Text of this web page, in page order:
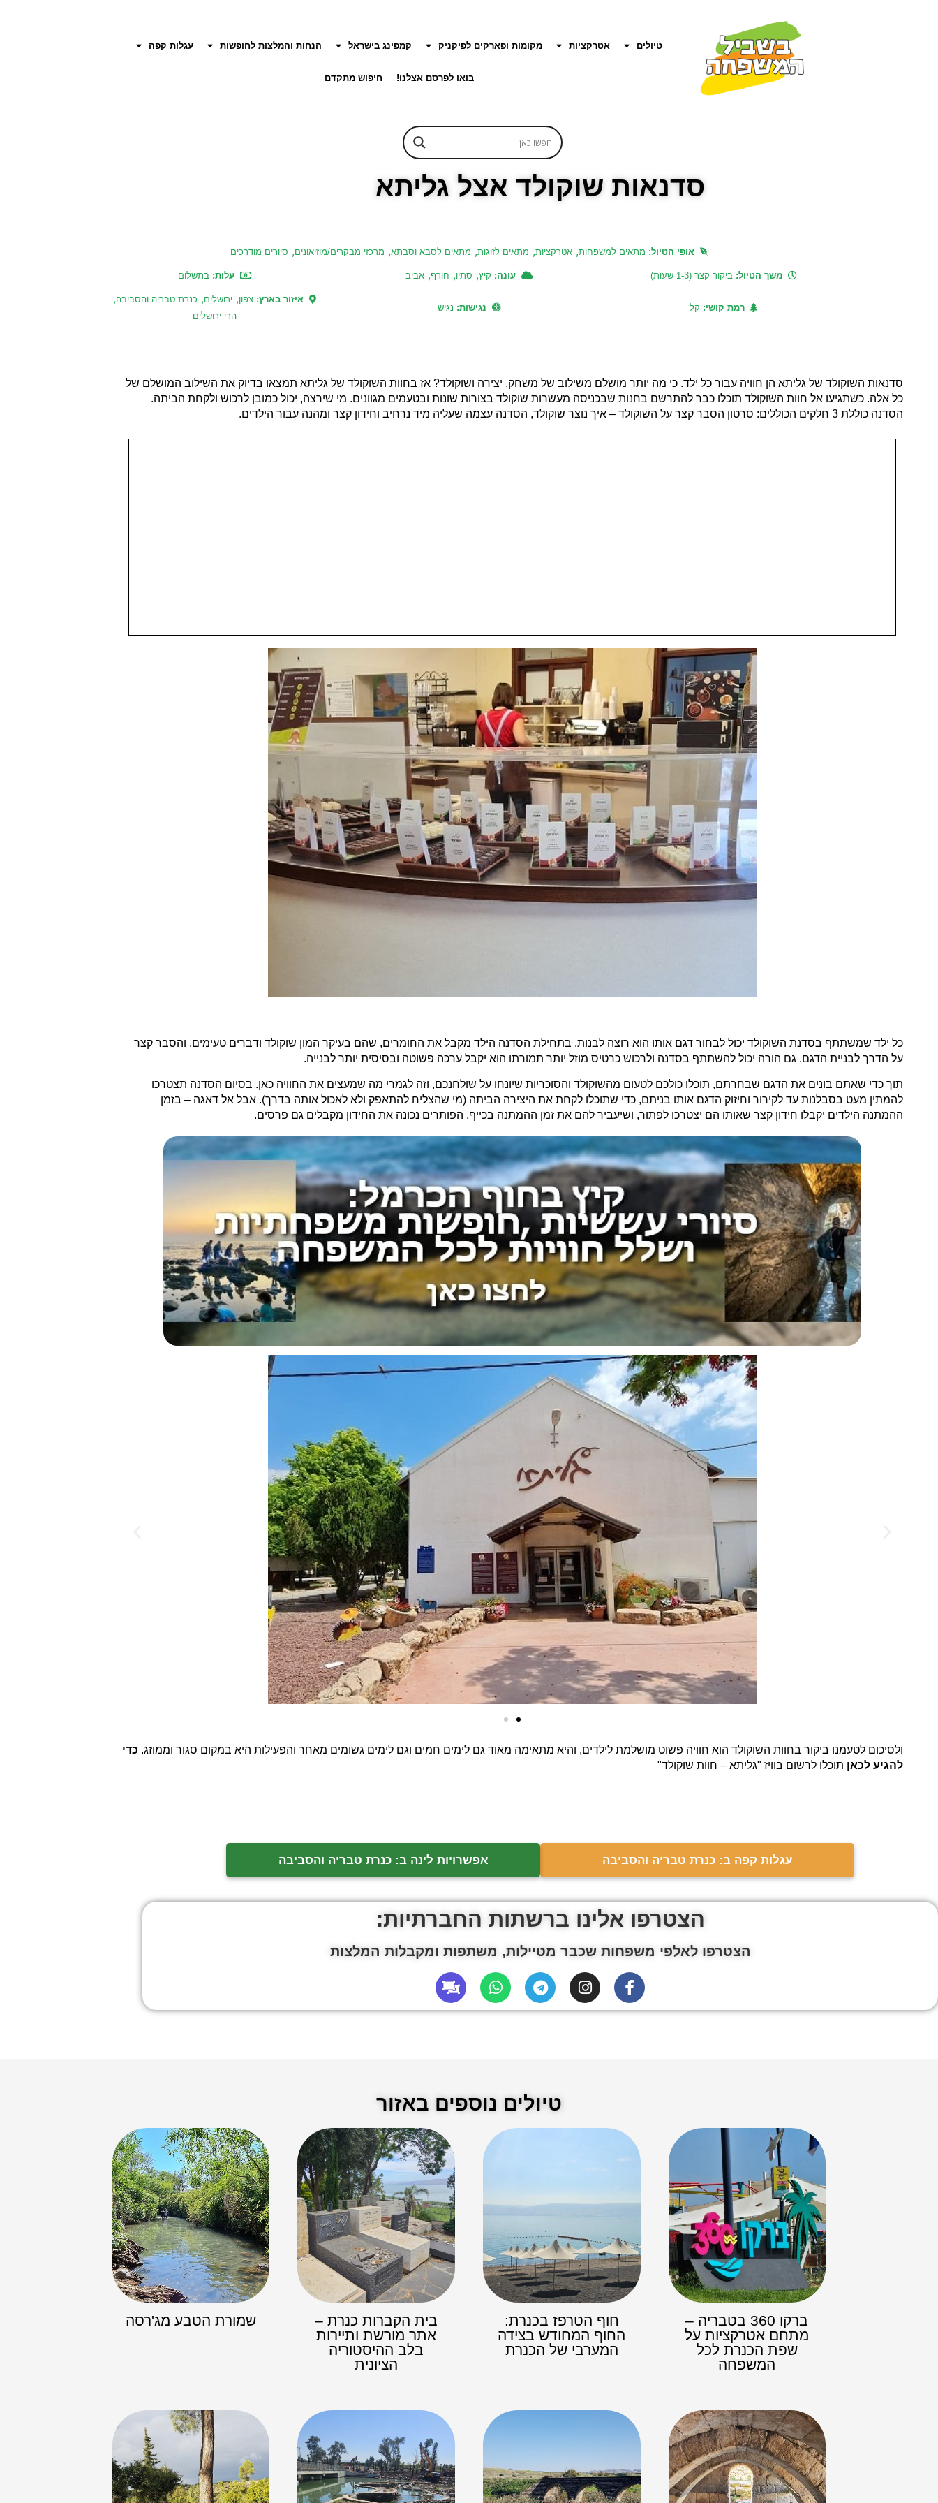
טיולים אטרקציות מקומות ופארקים לפיקניק קמפינג בישראל הנחות והמלצות לחופשות עגלות קפה
בואו לפרסם אצלנו! חיפוש מתקדם
סדנאות שוקולד אצל גליתא
אופי הטיול: מתאים למשפחות, אטרקציות, מתאים לזוגות, מתאים לסבא וסבתא, מרכזי מבקרים/מוזיאונים, סיורים מודרכים
משך הטיול:ביקור קצר (1-3 שעות) עונה: קיץ, סתיו, חורף, אביב עלות:בתשלום
רמת קושי: קל נגישות: נגיש
איזור בארץ:צפון, ירושלים, כנרת טבריה והסביבה,
הרי ירושלים
סדנאות השוקולד של גליתא הן חוויה עבור כל ילד. כי מה יותר מושלם משילוב של משחק, יצירה ושוקולד? אז בחוות השוקולד של גליתא תמצאו בדיוק את השילוב המושלם של
כל אלה. כשתגיעו אל חוות השוקולד תוכלו כבר להתרשם בחנות שבכניסה מעשרות שוקולד בצורות שונות ובטעמים מגוונים. מי שירצה, יכול כמובן לרכוש ולקחת הביתה.
הסדנה כוללת 3 חלקים הכוללים: סרטון הסבר קצר על השוקולד – איך נוצר שוקולד, הסדנה עצמה שעליה מיד נרחיב וחידון קצר ומהנה עבור הילדים.
כל ילד שמשתתף בסדנת השוקולד יכול לבחור דגם אותו הוא רוצה לבנות. בתחילת הסדנה הילד מקבל את החומרים, שהם בעיקר המון שוקולד ודברים טעימים, והסבר קצר
על הדרך לבניית הדגם. גם הורה יכול להשתתף בסדנה ולרכוש כרטיס מוזל יותר תמורתו הוא יקבל ערכה פשוטה ובסיסית יותר לבנייה.
תוך כדי שאתם בונים את הדגם שבחרתם, תוכלו כולכם לטעום מהשוקולד והסוכריות שיונחו על שולחנכם, וזה לגמרי מה שמעצים את החוויה כאן. בסיום הסדנה תצטרכו
להמתין מעט בסבלנות עד לקירור וחיזוק הדגם אותו בניתם, כדי שתוכלו לקחת את היצירה הביתה (מי שהצליח להתאפק ולא לאכול אותה בדרך). אבל אל דאגה – בזמן
ההמתנה הילדים יקבלו חידון קצר שאותו הם יצטרכו לפתור, ושיעביר להם את זמן ההמתנה בכייף. הפותרים נכונה את החידון מקבלים גם פרסים.
ולסיכום לטעמנו ביקור בחוות השוקולד הוא חוויה פשוט מושלמת לילדים, והיא מתאימה מאוד גם לימים חמים וגם לימים גשומים מאחר והפעילות היא במקום סגור וממוזג. כדי
להגיע לכאן תוכלו לרשום בוויז "גליתא – חוות שוקולד"
עגלות קפה ב: כנרת טבריה והסביבה אפשרויות לינה ב: כנרת טבריה והסביבה
הצטרפו אלינו ברשתות החברתיות:
הצטרפו לאלפי משפחות שכבר מטיילות, משתפות ומקבלות המלצות
טיולים נוספים באזור
ברקו 360 בטבריה –
מתחם אטרקציות על
שפת הכנרת לכל
המשפחה
חוף הטרפז בכנרת:
החוף המחודש בצידה
המערבי של הכנרת
בית הקברות כנרת –
אתר מורשת ותיירות
בלב ההיסטוריה
הציונית
שמורת הטבע מג'רסה